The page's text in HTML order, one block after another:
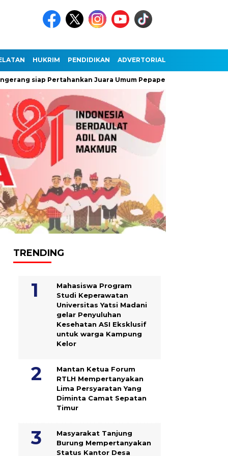
HUKRIM PENDIDIKAN ADVERTORIAL
Pertahankan Juara Umum Pepaperda IX Banten
TRENDING
Mahasiswa Program
Studi Keperawatan
Universitas Yatsi Madani
gelar Penyuluhan
Kesehatan ASI Eksklusif
untuk warga Kampung
‎Kelor
Mantan Ketua Forum
RTLH Mempertanyakan
Lima Persyaratan Yang
Diminta Camat Sepatan
Timur
Masyarakat Tanjung
Burung Mempertanyakan
Status Kantor Desa